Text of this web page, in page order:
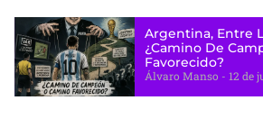
Argentina, Entre
¿camino De
Favorecido?
Álvaro Manso 12 de